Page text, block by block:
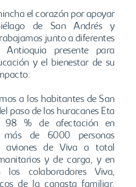
el corazón por apoyar
de San Andrés y
junto a diferentes
presente para
y el bienestar de su
a los habitantes de San
paso de los huracanes Eta
98 % de afectación en
de 6000 personas
aviones de Viva a total
y de carga, y en
colaboradores Viva,